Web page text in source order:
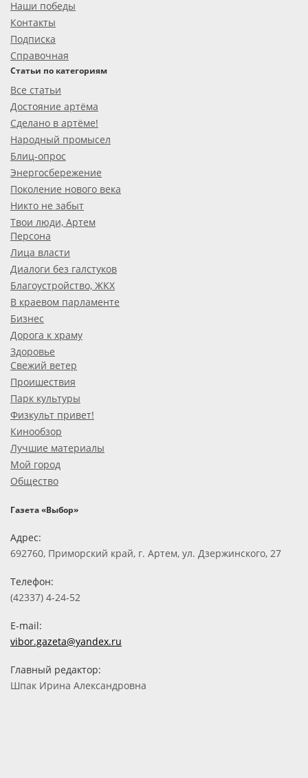
Наши победы
Контакты
Подписка
Справочная
Статьи по категориям
Все статьи
Достояние артёма
Сделано в артёме!
Народный промысел
Блиц-опрос
Энергосбережение
Поколение нового века
Никто не забыт
Твои люди, Артем
Персона
Лица власти
Диалоги без галстуков
Благоустройство, ЖКХ
В краевом парламенте
Бизнес
Дорога к храму
Здоровье
Свежий ветер
Проишествия
Парк культуры
Физкульт привет!
Кинообзор
Лучшие материалы
Мой город
Общество
Газета «Выбор»
Адрес:
692760, Приморский край, г. Артем, ул. Дзержинского, 27
Телефон:
(42337) 4-24-52
E-mail:
vibor.gazeta@yandex.ru
Главный редактор:
Шпак Ирина Александровна